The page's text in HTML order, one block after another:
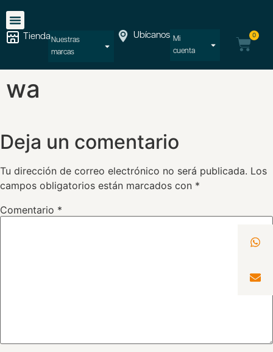
Nuestras
marcas
Tienda Ubícanos Mi
cuenta
0
wa
Deja un comentario
Tu dirección de correo electrónico no será publicada. Los
campos obligatorios están marcados con *
Comentario *